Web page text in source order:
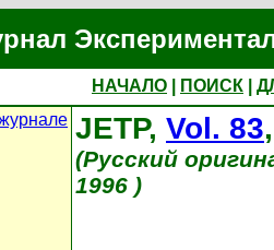
НАЧАЛО ПОИСК
JETP, Vol. 83
(Русский
1996 )